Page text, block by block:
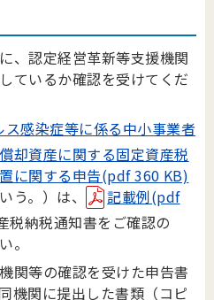
、認定経営革新等支援機関
ているか確認を受けてくだ
感染症等に係る中小事業者
却資産に関する固定資産税
に関する申告(pdf 360 KB)
う。）は、
記載例(pdf
税納税通知書をご確認の
。
関等の確認を受けた申告書
機関に提出した書類（コピ